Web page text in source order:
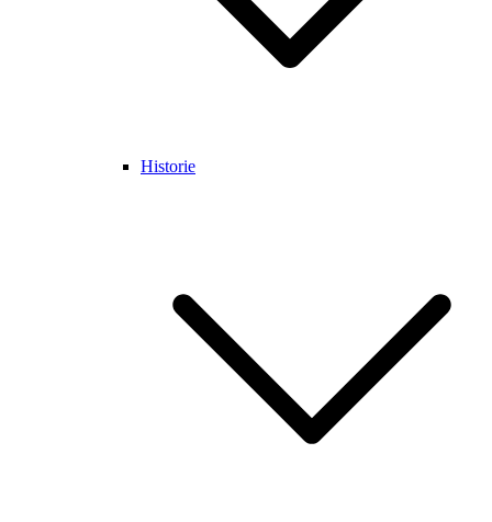
Historie